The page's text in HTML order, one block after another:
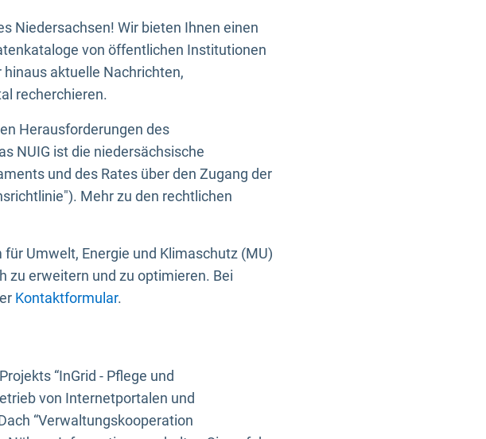
Niedersachsen! Wir bieten Ihnen einen
von öffentlichen Institutionen
aktuelle Nachrichten,
recherchieren.
Herausforderungen des
NUIG ist die niedersächsische
und des Rates über den Zugang der
Mehr zu den rechtlichen
Umwelt, Energie und Klimaschutz (MU)
zu erweitern und zu optimieren. Bei
Kontaktformular.
“InGrid - Pflege und
von Internetportalen und
“Verwaltungskooperation